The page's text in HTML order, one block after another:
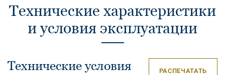
Технические характеристики
и условия эксплуатации
Технические условия РАСПЕЧАТАТЬ